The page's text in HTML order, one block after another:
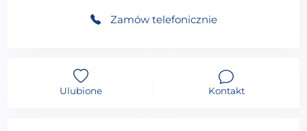
Zamów telefonicznie
Ulubione Kontakt